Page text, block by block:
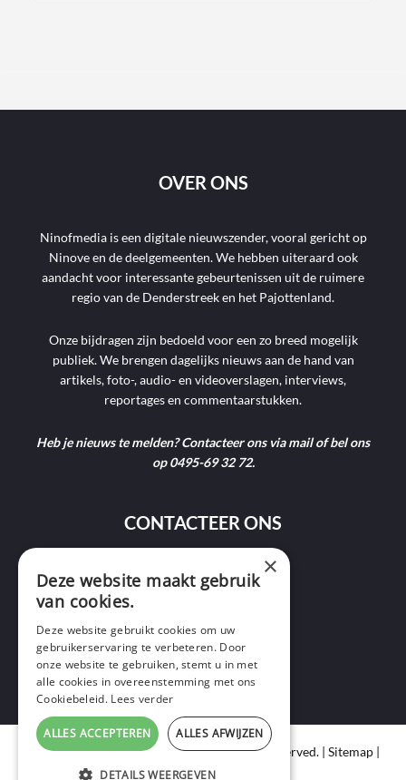
OVER ONS
Ninofmedia is een digitale nieuwszender, vooral gericht op
Ninove en de deelgemeenten. We hebben uiteraard ook
aandacht voor interessante gebeurtenissen uit de ruimere
regio van de Denderstreek en het Pajottenland.
Onze bijdragen zijn bedoeld voor een zo breed mogelijk
publiek. We brengen dagelijks nieuws aan de hand van
artikels, foto-, audio- en videoverslagen, interviews,
reportages en commentaarstukken.
Heb je nieuws te melden? Contacteer ons via mail of bel ons
op 0495-69 32 72.
CONTACTEER ONS
9400 Ninove
+32 495 69 32 72
Copyright © 2020 Ninof Media. All Rights Reserved. | Sitemap|
Cookie Policy|Privacy Policy
×
Deze website maakt gebruik
van cookies.
Deze website gebruikt cookies om uw
gebruikerservaring te verbeteren. Door
onze website te gebruiken, stemt u in met
alle cookies in overeenstemming met ons
Cookiebeleid. Lees verder
ALLES ACCEPTEREN ALLES AFWIJZEN
DETAILS WEERGEVEN